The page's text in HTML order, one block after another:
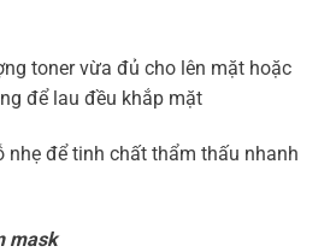
toner vừa đủ cho lên mặt hoặc
để lau đều khắp mặt
nhẹ để tinh chất thẩm thấu nhanh
mask